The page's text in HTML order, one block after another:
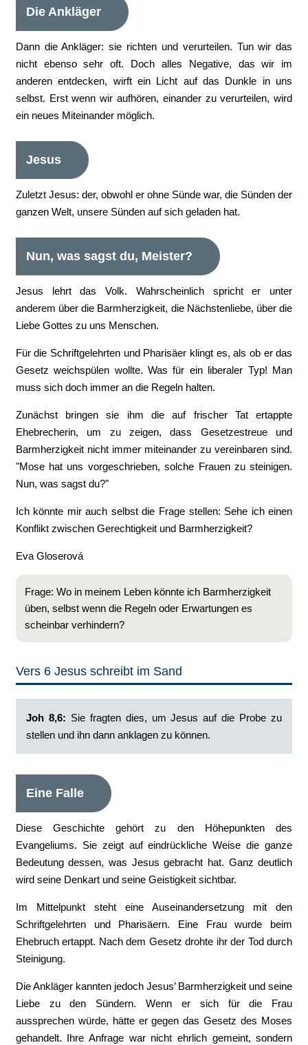
Die Ankläger
Dann die Ankläger: sie richten und verurteilen. Tun wir das
nicht ebenso sehr oft. Doch alles Negative, das wir im
anderen entdecken, wirft ein Licht auf das Dunkle in uns
selbst. Erst wenn wir aufhören, einander zu verurteilen, wird
ein neues Miteinander möglich.
Jesus
Zuletzt Jesus: der, obwohl er ohne Sünde war, die Sünden der
ganzen Welt, unsere Sünden auf sich geladen hat.
Nun, was sagst du, Meister?
Jesus lehrt das Volk. Wahrscheinlich spricht er unter
anderem über die Barmherzigkeit, die Nächstenliebe, über die
Liebe Gottes zu uns Menschen.
Für die Schriftgelehrten und Pharisäer klingt es, als ob er das
Gesetz weichspülen wollte. Was für ein liberaler Typ! Man
muss sich doch immer an die Regeln halten.
Zunächst bringen sie ihm die auf frischer Tat ertappte
Ehebrecherin, um zu zeigen, dass Gesetzestreue und
Barmherzigkeit nicht immer miteinander zu vereinbaren sind.
"Mose hat uns vorgeschrieben, solche Frauen zu steinigen.
Nun, was sagst du?"
Ich könnte mir auch selbst die Frage stellen: Sehe ich einen
Konflikt zwischen Gerechtigkeit und Barmherzigkeit?
Eva Gloserová
Frage: Wo in meinem Leben könnte ich Barmherzigkeit
üben, selbst wenn die Regeln oder Erwartungen es
scheinbar verhindern?
Vers 6 Jesus schreibt im Sand
Joh 8,6: Sie fragten dies, um Jesus auf die Probe zu
stellen und ihn dann anklagen zu können.
Eine Falle
Diese Geschichte gehört zu den Höhepunkten des
Evangeliums. Sie zeigt auf eindrückliche Weise die ganze
Bedeutung dessen, was Jesus gebracht hat. Ganz deutlich
wird seine Denkart und seine Geistigkeit sichtbar.
Im Mittelpunkt steht eine Auseinandersetzung mit den
Schriftgelehrten und Pharisäern. Eine Frau wurde beim
Ehebruch ertappt. Nach dem Gesetz drohte ihr der Tod durch
Steinigung.
Die Ankläger kannten jedoch Jesus’ Barmherzigkeit und seine
Liebe zu den Sündern. Wenn er sich für die Frau
aussprechen würde, hätte er gegen das Gesetz des Moses
gehandelt. Ihre Anfrage war nicht ehrlich gemeint, sondern